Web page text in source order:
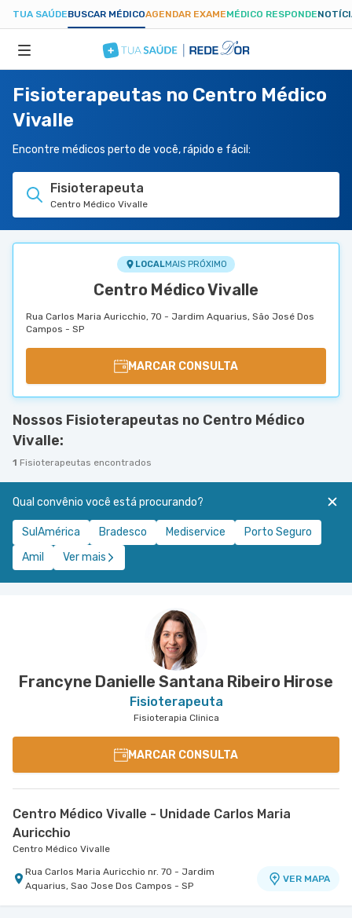
TUA SAÚDEBUSCAR MÉDICOAGENDAR EXAMEMÉDICO RESPONDE
ESPECIALIDADES
HOSPITAIS
TUASAUDE.COM
Fisioterapeutas no Centro Médico
Vivalle
Encontre médicos perto de você, rápido e fácil:
Fisioterapeuta
Centro Médico Vivalle
LOCALMAIS PRÓXIMO
Centro Médico Vivalle
Rua Carlos Maria Auricchio, 70 - Jardim Aquarius, São José Dos
Campos - SP
MARCAR CONSULTA
Nossos Fisioterapeutas no Centro Médico
Vivalle:
1 Fisioterapeutas encontrados
Qual convênio você está procurando?
SulAmérica Bradesco Mediservice
Porto Seguro
Amil
Ver mais
Francyne Danielle Santana Ribeiro Hirose
Fisioterapeuta
Fisioterapia Clinica
MARCAR CONSULTA
Centro Médico Vivalle - Unidade Carlos Maria
Auricchio
Centro Médico Vivalle
Rua Carlos Maria Auricchio nr. 70 - Jardim
Aquarius, Sao Jose Dos Campos - SP
VER MAPA